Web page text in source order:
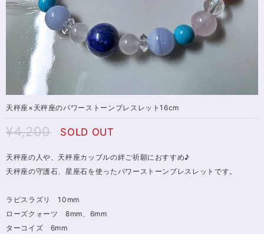
天秤座×天秤座のパワーストーンブレスレット16cm
¥4,200 SOLD OUT
天秤座の人や、天秤座カップルの絆ご祈願におすすめ♪
天秤座の守護石、星座石を使ったパワーストーンブレスレットです。
ラピスラズリ 10mm
ローズクォーツ 8mm、6mm
ターコイズ 6mm